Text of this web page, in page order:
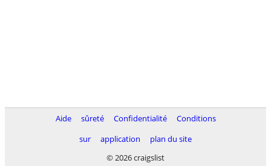
Aide sûreté Confidentialité
Conditions
sur
application
plan du site
© 2026 craigslist